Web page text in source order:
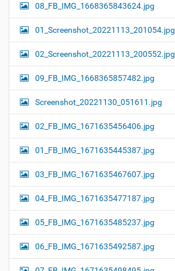
08_FB_IMG_1668365843624.jpg
01_Screenshot_20221113_201054.jpg
02_Screenshot_20221113_200552.jpg
09_FB_IMG_1668365857482.jpg
Screenshot_20221130_051611.jpg
02_FB_IMG_1671635456406.jpg
01_FB_IMG_1671635445387.jpg
03_FB_IMG_1671635467607.jpg
04_FB_IMG_1671635477187.jpg
05_FB_IMG_1671635485237.jpg
06_FB_IMG_1671635492587.jpg